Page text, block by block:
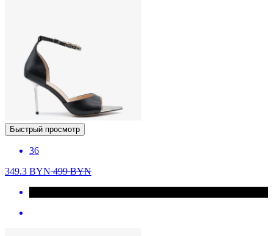
Быстрый просмотр
36
349.3 BYN499BYN